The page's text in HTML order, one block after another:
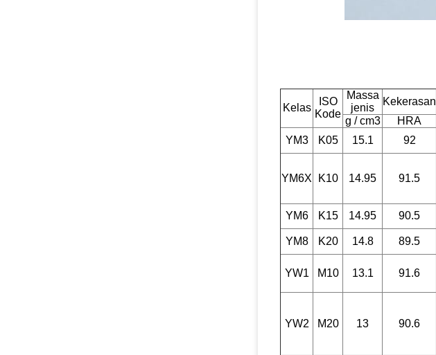
Kelas
ISO
Kode
Massa
jenis
Kekerasan
g / cm3
HRA
YM3
K05 15.1 92
YM6X K10 14.95 91.5
YM6
K15 14.95 90.5
YM8 K20 14.8 89.5
YW1 M10 13.1 91.6
YW2 M20 13 90.6